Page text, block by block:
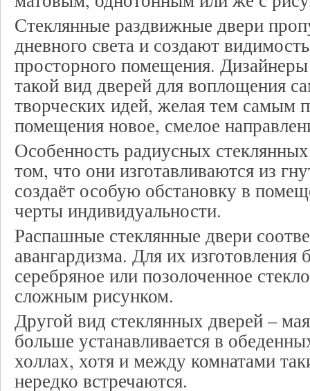
Стеклянные раздвижные двери
дневного света и создают
просторного помещения.
такой вид дверей для воплощения
творческих идей, желая тем самым
помещения новое, смелое
Особенность радиусных
том, что они изготавливаются из
создаёт особую обстановку в
черты индивидуальности.
Распашные стеклянные двери
авангардизма. Для их изготовления
серебряное или позолоченное
сложным рисунком.
Другой вид стеклянных дверей –
больше устанавливается в
холлах, хотя и между комнатами
нередко встречаются.